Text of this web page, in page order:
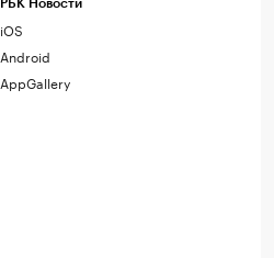
РБК Новости
iOS
Android
AppGallery